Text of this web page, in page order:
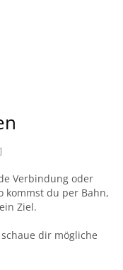
Verbindung oder
kommst du per Bahn,
Ziel.
dir mögliche